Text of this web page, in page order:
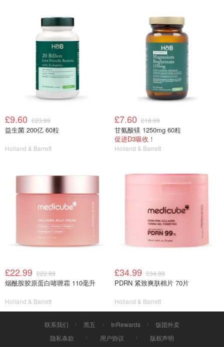
£9.60 £23.99
益生菌 200亿 60粒
Holland & Barrett
£7.60 £18.99
甘氨酸镁 1250mg 60粒
促进D3吸收！
Holland & Barrett
£22.99 £22.99
烟酰胺胶原蛋白啫喱霜 110毫升
Holland & Barrett
£34.99 £34.99
PDRN 紧致爽肤棉片 70片
Holland & Barrett
联系我们 黑五 InRewards
饭团外卖
隐私条款
用户协议 版权声明